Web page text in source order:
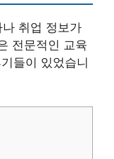
취업 정보가
전문적인 교육
들이 있었습니